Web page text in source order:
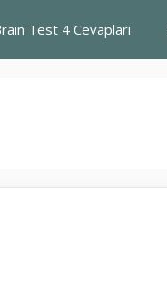
Test 4 Cevapları